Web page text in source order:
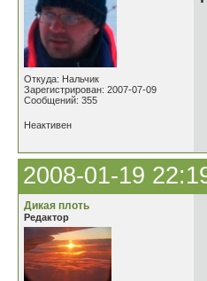
Откуда: Нальчик
Зарегистрирован: 2007-07-09
Сообщений: 355
Неактивен
2008-01-19
Дикая плоть
Редактор